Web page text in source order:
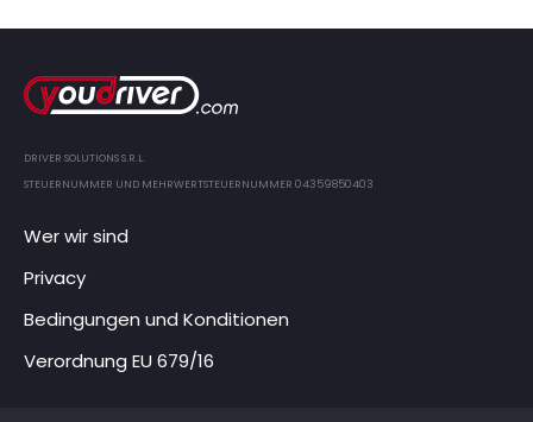
DRIVER SOLUTIONS S.R.L.
STEUERNUMMER UND MEHRWERTSTEUERNUMMER 04359850403
Wer wir sind
Privacy
Bedingungen und Konditionen
Verordnung EU 679/16